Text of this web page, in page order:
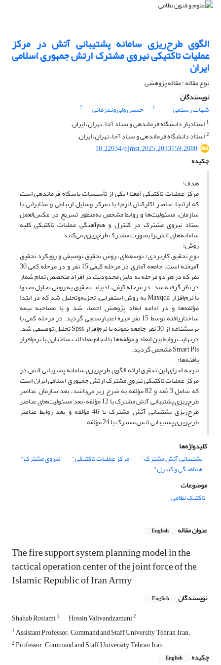
الگوی طرح‌ریزی سامانه پشتیبانی آتش در مرکز
عملیات تاکتیکی نیروی مشترک ارتش جمهوری اسلامی
ایران
نوع مقاله : مقاله پژوهشی
نویسندگان
شهاب رستمی
1 حسین ولی وندزمانی
2
1استادیار دانشگاه فرماندهی و ستاد آجا، تهران، ایران.
2استاد دانشگاه فرماندهی و ستاد آجا، تهران، ایران.
10.22034/qjmst.2025.2033159.2080
چکیده
هدف:
مرکز عملیات تاکتیکی (معتا) یکی از تأسیسات پاسگاه فرماندهی است
که ازآنجا عناصر (کارکنان لازم) با تمرکز وسایل ارتباطی و مخابراتی با
سازمان، مسئولیت‌ها و روابط مشخص به‌منظور تسریع در عکس‌العمل
ستاد نیروی مشترک در کنترل و هم‌آهنگی عملیات تاکتیکی کلیه
سامانه‌های آتش‌ را بصورت مشترک طرح‌ریزی می‌کنند.
روش‌:
نوع تحقیق کاربردی/ توسعه‌ای، روش تحقیق توصیفی و رویکرد تحقیق
آمیخته است. جامعه آماری در مرحله کیفی 15 نفر و در مرحله کمی 30
نفر که در هر دو مرحله به دلیل محدودیت در افراد متخصص تمام شمار
در نظر گرفته شد. در مرحله کیفی، ادبیات تحقیق به روش تحلیل محتوا
با نرم‌افزار Maxqda به روش استقرایی، تجزیه‌وتحلیل شد که در ابتدا
مؤلفه‌ها و در ادامه ابعاد پژوهش احصاء شد و با مصاحبه نیمه
ساختاریافته توسط 15 نفر خبره اعتبارسنجی گردید. در مرحله کمی با
پرسشنامه از 30 نفر جامعه نمونه با نرم‌افزار Spss تحلیل توصیفی شد.
درنهایت روابط بین ابعاد و مؤلفه‌ها با انجام معادلات ساختاری با نرم‌افزار
Smart Pls مشخص گردید.
یافته‌ها‌:
نتیجه اجرای این تحقیق ارائه الگوی طرح‌ریزی سامانه پشتیبانی آتش در
مرکز عملیات تاکتیکی نیروی مشترک ارتش جمهوری اسلامی ایران است
که شامل 3 بُعد و 82 مؤلفه به شرح زیر می‌باشد، بعد سازمان عناصر
طرح‌ریزی پشتیبانی آتش مشترک با 12 مؤلفه‌‌، بعد مسئولیت‌های عناصر
طرح‌ریزی پشتیبانی آتش مشترک با 46 مؤلفه‌‌ و بعد روابط عناصر
طرح‌ریزی پشتیبانی آتش مشترک با 24 مؤلفه.
کلیدواژه‌ها
"پشتیبانی آتش مشترک"
"مرکز عملیات تاکتیکی" "نیروی مشترک"
"هماهنگی و کنترل"
موضوعات
تاکتیک نظامی
عنوان مقاله English
The fire support system planning model in the
tactical operation center of the joint force of the
Islamic Republic of Iran Army
نویسندگان English
Shahab Rostami1 Hossin Valivandzamani2
1Assistant Professor. Command and Staff University, Tehran, Iran.
2Professor. Command and Staff University, Tehran, Iran.
چکیده
English